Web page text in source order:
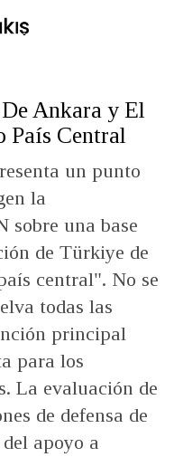
Ankara y El
País Central
un punto
la
sobre una base
de Türkiye de
central". No se
todas las
principal
para los
La evaluación de
de defensa de
apoyo a